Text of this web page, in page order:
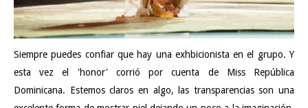
Siempre puedes confiar que hay una exhbicionista en el grupo. Y
esta vez el 'honor' corrió por cuenta de Miss República
Dominicana. Estemos claros en algo, las transparencias son una